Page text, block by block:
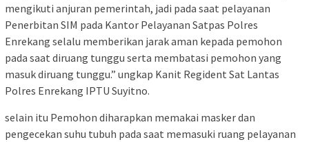
mengikuti anjuran pemerintah, jadi pada saat pelayanan
Penerbitan SIM pada Kantor Pelayanan Satpas Polres
Enrekang selalu memberikan jarak aman kepada pemohon
pada saat diruang tunggu serta membatasi pemohon yang
masuk diruang tunggu.” ungkap Kanit Regident Sat Lantas
Polres Enrekang IPTU Suyitno.
selain itu Pemohon diharapkan memakai masker dan
pengecekan suhu tubuh pada saat memasuki ruang pelayanan